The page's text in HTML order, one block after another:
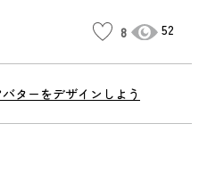
ターをデザインしよう
8 52